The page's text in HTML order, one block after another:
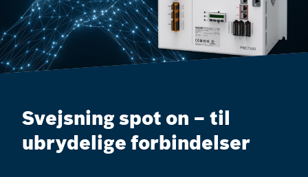
Svejsning spot on – til
ubrydelige forbindelser